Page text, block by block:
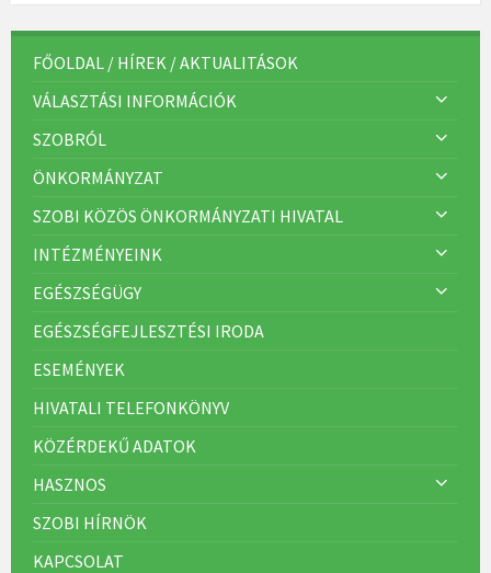
FŐOLDAL / HÍREK / AKTUALITÁSOK
VÁLASZTÁSI INFORMÁCIÓK
SZOBRÓL
ÖNKORMÁNYZAT
SZOBI KÖZÖS ÖNKORMÁNYZATI HIVATAL
INTÉZMÉNYEINK
EGÉSZSÉGÜGY
EGÉSZSÉGFEJLESZTÉSI IRODA
ESEMÉNYEK
HIVATALI TELEFONKÖNYV
KÖZÉRDEKŰ ADATOK
HASZNOS
SZOBI HÍRNÖK
KAPCSOLAT